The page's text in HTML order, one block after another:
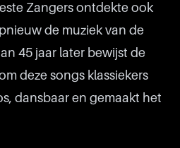
Zangers ontdekte ook
de muziek van de
45 jaar later bewijst de
deze songs klassiekers
dansbaar en gemaakt het